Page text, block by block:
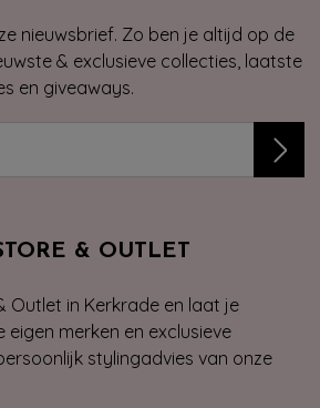
nieuwsbrief. Zo ben je altijd op de
& exclusieve collecties, laatste
en giveaways.
& OUTLET
Outlet in Kerkrade en laat je
eigen merken en exclusieve
stylingadvies van onze